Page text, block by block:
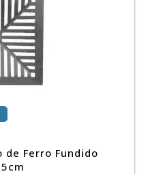
de Ferro Fundido